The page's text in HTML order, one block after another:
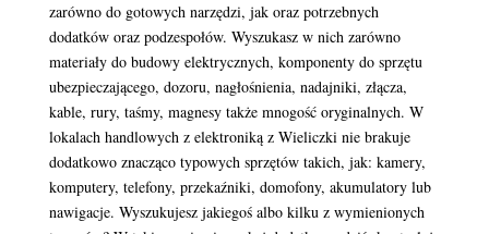
zarówno do gotowych narzędzi, jak oraz potrzebnych
dodatków oraz podzespołów. Wyszukasz w nich zarówno
materiały do budowy elektrycznych, komponenty do sprzętu
ubezpieczającego, dozoru, nagłośnienia, nadajniki, złącza,
kable, rury, taśmy, magnesy także mnogość oryginalnych. W
lokalach handlowych z elektroniką z Wieliczki nie brakuje
dodatkowo znacząco typowych sprzętów takich, jak: kamery,
komputery, telefony, przekaźniki, domofony, akumulatory lub
nawigacje. Wyszukujesz jakiegoś albo kilku z wymienionych